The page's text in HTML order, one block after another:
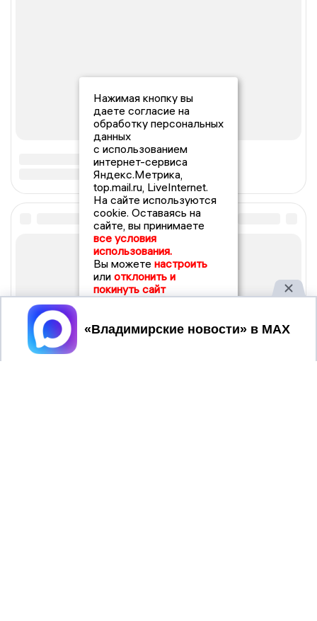
Нажимая кнопку вы
даете согласие на
обработку персональных
данных
с использованием
интернет-сервиса
Яндекс.Метрика,
top.mail.ru, LiveInternet.
На сайте используются
cookie. Оставаясь на
сайте, вы принимаете
все условия
использования.
Вы можете настроить
или отклонить и
покинуть сайт
Принять